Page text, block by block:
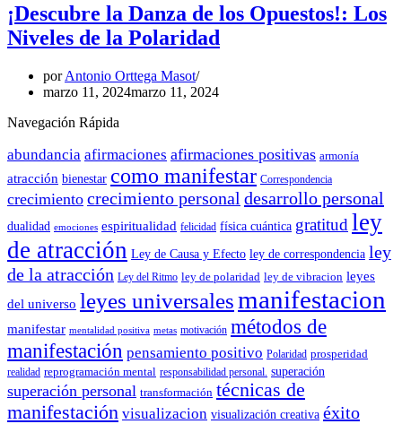
¡Descubre la Danza de los Opuestos!: Los
Niveles de la Polaridad
porAntonio Orttega Masot
marzo 11, 2024marzo 11, 2024
Navegación Rápida
abundancia afirmaciones afirmaciones positivas armonía
atracción bienestar como manifestar Correspondencia
crecimiento crecimiento personal desarrollo personal
dualidad emociones espiritualidad felicidad física cuántica gratitud ley
de atracción Ley de Causa y Efecto ley de correspondencia ley
de la atracción Ley del Ritmo ley de polaridad ley de vibracion leyes
del universo leyes universalesmanifestacion
manifestar mentalidad positiva metas motivación métodos de
manifestación pensamiento positivo Polaridad prosperidad
realidad reprogramación mental responsabilidad personal. superación
superación personal transformación técnicas de
manifestación visualizacion visualización creativa éxito